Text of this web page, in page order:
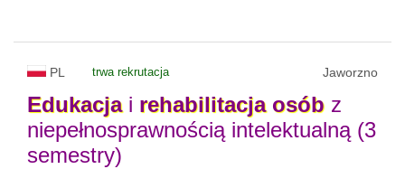
PL trwa rekrutacja Jaworzno
Edukacjai rehabilitacja osób z
niepełnosprawnością intelektualną (3
semestry)